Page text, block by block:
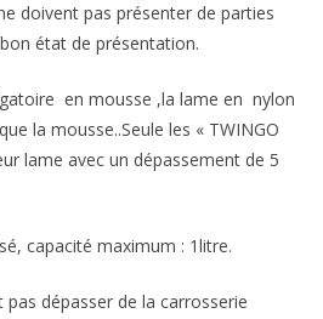
doivent pas présenter de parties
état de présentation.
en mousse ,la lame en nylon
la mousse..Seule les « TWINGO
lame avec un dépassement de 5
capacité maximum : 1litre.
dépasser de la carrosserie